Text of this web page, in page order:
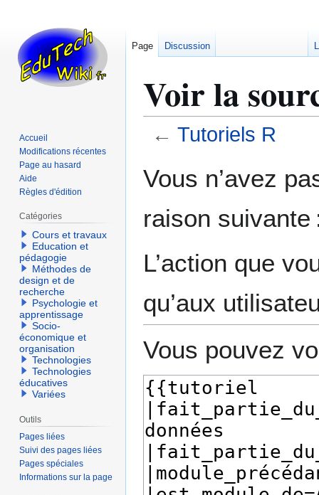
Voir la
← Tutoriels R
à
navigation
à
recherche
Vous n’avez
raison suivante
L’action que
qu’aux
Vous pouvez
Page Discussion
Accueil
Modifications récentes
Page au hasard
Aide
Règles d'édition
Catégories
Cours et travaux
Education et
pédagogie
Méthodes de
design et de
recherche
Psychologie et
apprentissage
Socio-
économique et
organisation
Technologies
Technologies
éducatives
Variées
Outils
Pages liées
Suivi des pages liées
Pages spéciales
Informations sur la page